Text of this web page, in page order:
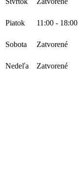
Piatok 11:00 - 18:00
Sobota Zatvorené
Nedeľa Zatvorené